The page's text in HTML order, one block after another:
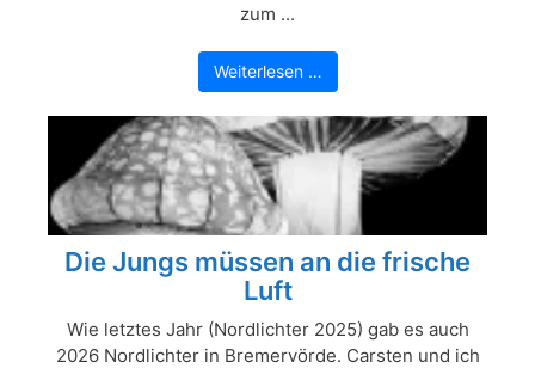
zum ...
Weiterlesen …
Die Jungs müssen an die frische
Luft
Wie letztes Jahr (Nordlichter 2025) gab es auch
2026 Nordlichter in Bremervörde. Carsten und ich